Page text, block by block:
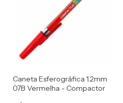
Caneta Esferográfica 1.2mm
07B Vermelha - Compactor